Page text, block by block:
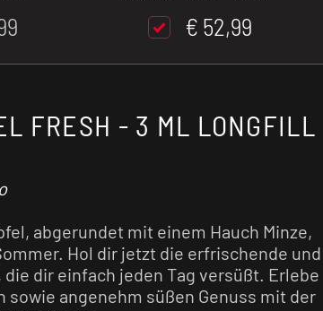
€ 52,99
FRESH - 3 ML LONGFILL
abgerundet mit einem Hauch Minze,
Hol dir jetzt die erfrischende und
dir einfach jeden Tag versüßt. Erlebe
angenehm süßen Genuss mit der